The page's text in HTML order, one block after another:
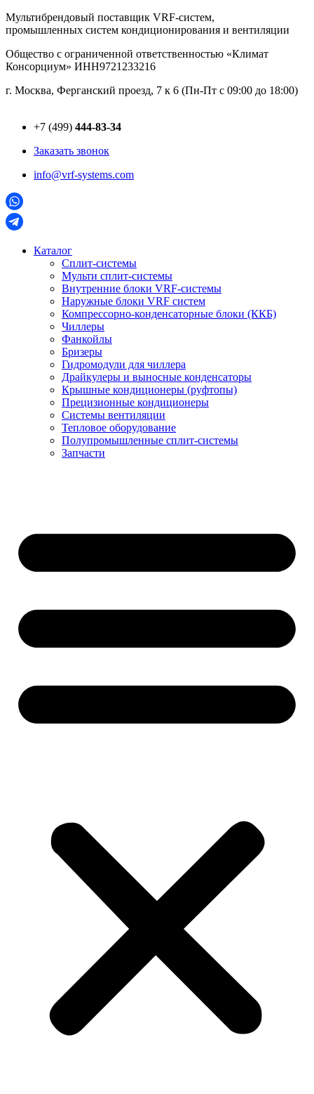
Перейти
к
Мультибрендовый поставщик VRF-cистем,
промышленных систем кондиционирования и вентиляции
Общество с ограниченной ответственностью «Климат
Консорциум» ИНН9721233216
г. Москва, Ферганский проезд, 7 к 6 (Пн-Пт с 09:00 до 18:00)
+7 (499) 444-83-34
Заказать звонок
info@vrf-systems.com
Каталог
Сплит-системы
Мульти сплит-системы
Внутренние блоки VRF-cистемы
Наружные блоки VRF cистем
Компрессорно-конденсаторные блоки (ККБ)
Чиллеры
Фанкойлы
Бризеры
Гидромодули для чиллера
Драйкулеры и выносные конденсаторы
Крышные кондиционеры (руфтопы)
Прецизионные кондиционеры
Системы вентиляции
Тепловое оборудование
Полупромышленные сплит-системы
Запчасти